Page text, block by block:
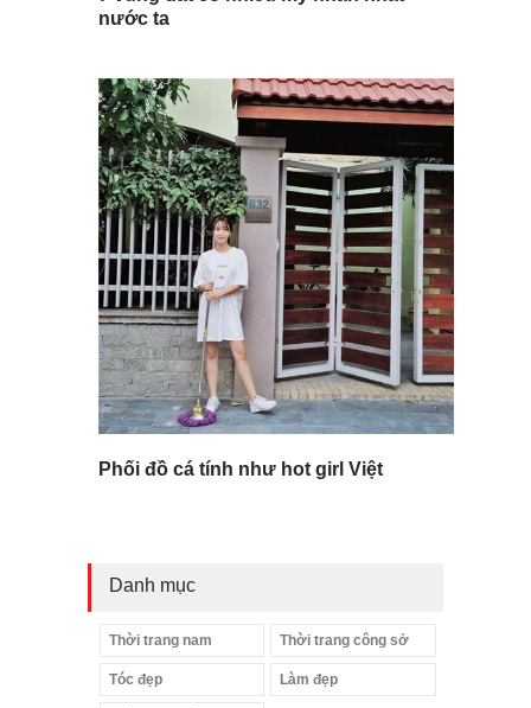
nước ta
Phối đồ cá tính như hot girl Việt
Danh mục
Thời trang nam Thời trang công sở
Tóc đẹp Làm đẹp